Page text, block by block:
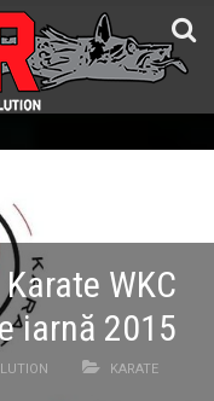
WKC
iarnă 2015
KARATE